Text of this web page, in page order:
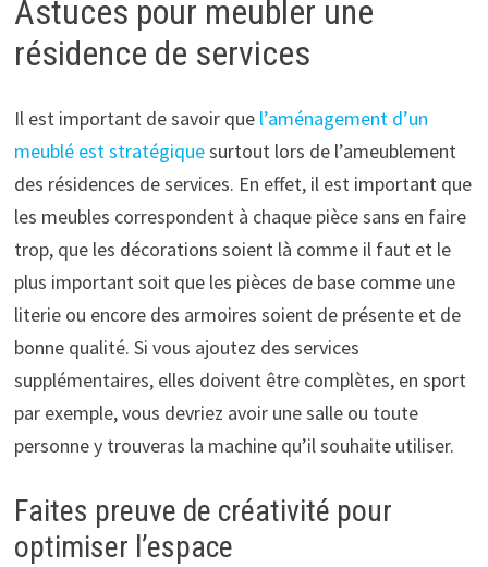
Astuces pour meubler une
résidence de services
Il est important de savoir que l’aménagement d’un
meublé est stratégiquesurtout lors de l’ameublement
des résidences de services. En effet, il est important que
les meubles correspondent à chaque pièce sans en faire
trop, que les décorations soient là comme il faut et le
plus important soit que les pièces de base comme une
literie ou encore des armoires soient de présente et de
bonne qualité. Si vous ajoutez des services
supplémentaires, elles doivent être complètes, en sport
par exemple, vous devriez avoir une salle ou toute
personne y trouveras la machine qu’il souhaite utiliser.
Faites preuve de créativité pour
optimiser l’espace